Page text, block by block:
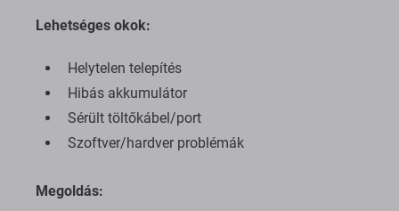
Lehetséges okok:
Helytelen telepítés
Hibás akkumulátor
Sérült töltőkábel/port
Szoftver/hardver problémák
Megoldás: